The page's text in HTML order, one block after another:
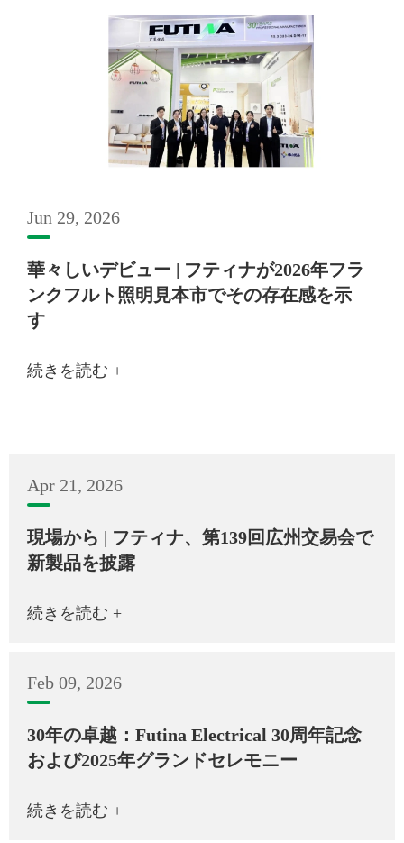
Jun 29, 2026
華々しいデビュー | フティナが2026年フラ
ンクフルト照明見本市でその存在感を示
す
続きを読む +
Apr 21, 2026
現場から | フティナ、第139回広州交易会で
新製品を披露
続きを読む +
Feb 09, 2026
30年の卓越：Futina Electrical 30周年記念
および2025年グランドセレモニー
続きを読む +